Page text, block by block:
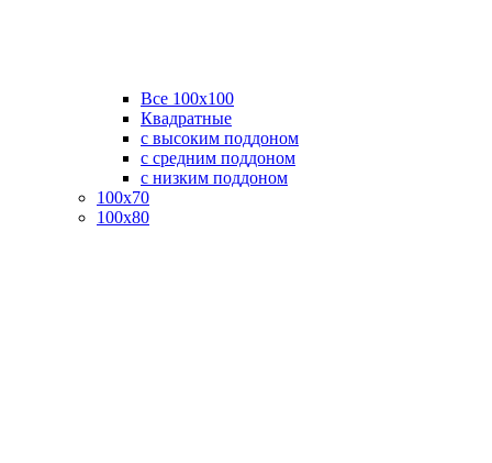
Все 100х100
Квадратные
с высоким поддоном
с средним поддоном
с низким поддоном
100х70
100х80